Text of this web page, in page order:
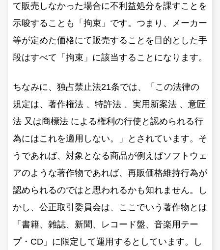
て販売しなかった場合に不利益処分を課すことを
示唆することも「拘束」です。つまり、メーカー
等が定めた価格にて販売することを目的とした手
段はすべて「拘束」に該当することになります。
ちなみに、独占禁止法21条では、「この法律の
規定は、著作権法 、特許法 、実用新案法 、意匠
法 又は商標法 による権利の行使と認められる行
為にはこれを適用しない。」とされています。そ
うであれば、対象となる商品が例えばソフトウェ
アのような著作物であれば、再販価格維持行為が
認められるのではと思われるかも知れません。し
かし、公正取引委員会は、ここでいう著作物とは
「書籍、雑誌、新聞、レコード盤、音楽用テー
プ・CD」に限定して運用するとしています。し